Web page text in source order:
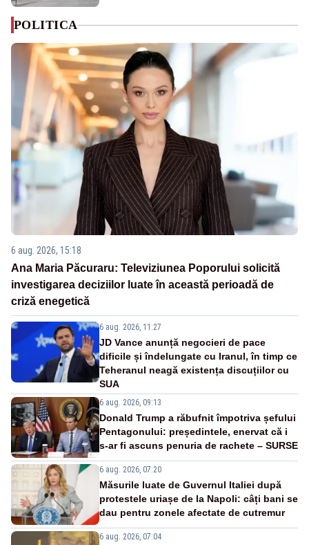
POLITICA
6 aug. 2026, 15:18
Ana Maria Păcuraru: Televiziunea Poporului solicită
investigarea deciziilor luate în această perioadă de
criză enegetică
6 aug. 2026, 11:27
JD Vance anunță negocieri de pace
dificile și îndelungate cu Iranul, în timp ce
Teheranul neagă existența discuțiilor cu
SUA
6 aug. 2026, 09:13
Donald Trump a răbufnit împotriva șefului
Pentagonului: președintele, enervat că i
s-ar fi ascuns penuria de rachete – SURSE
6 aug. 2026, 07:20
Măsurile luate de Guvernul Italiei după
protestele uriașe de la Napoli: câți bani se
dau pentru zonele afectate de cutremur
6 aug. 2026, 07:04